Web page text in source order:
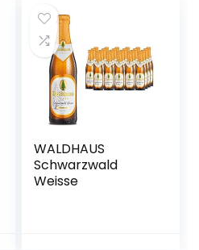
WALDHAUS
Schwarzwald
Weisse